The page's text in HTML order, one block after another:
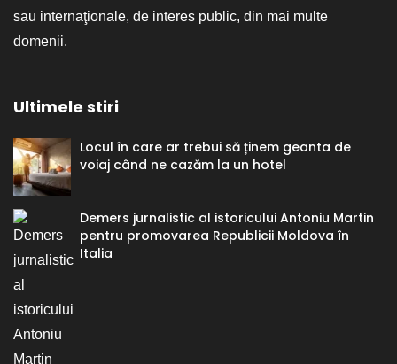
sau internaţionale, de interes public, din mai multe
domenii.
Ultimele stiri
Locul în care ar trebui să ținem geanta de
voiaj când ne cazăm la un hotel
Demers jurnalistic al istoricului Antoniu Martin
pentru promovarea Republicii Moldova în
Italia